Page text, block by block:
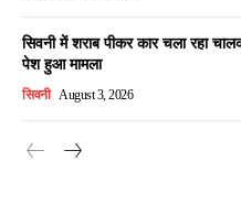
सिवनी में शराब पीकर कार चला रहा
पेश हुआ मामला
सिवनी August 3, 2026